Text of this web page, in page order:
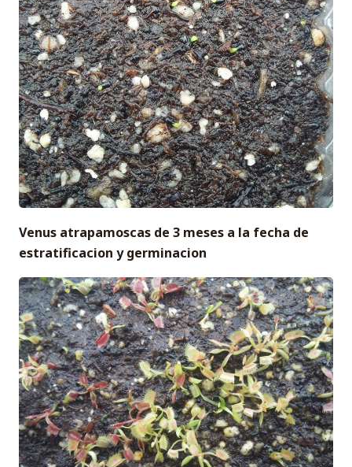
Venus atrapamoscas de 3 meses a la fecha de
estratificacion y germinacion